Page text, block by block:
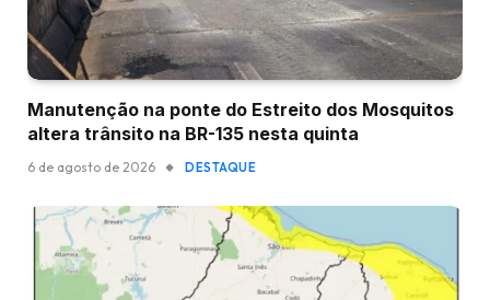
Manutenção na ponte do Estreito dos Mosquitos
altera trânsito na BR-135 nesta quinta
6 de agosto de 2026 DESTAQUE